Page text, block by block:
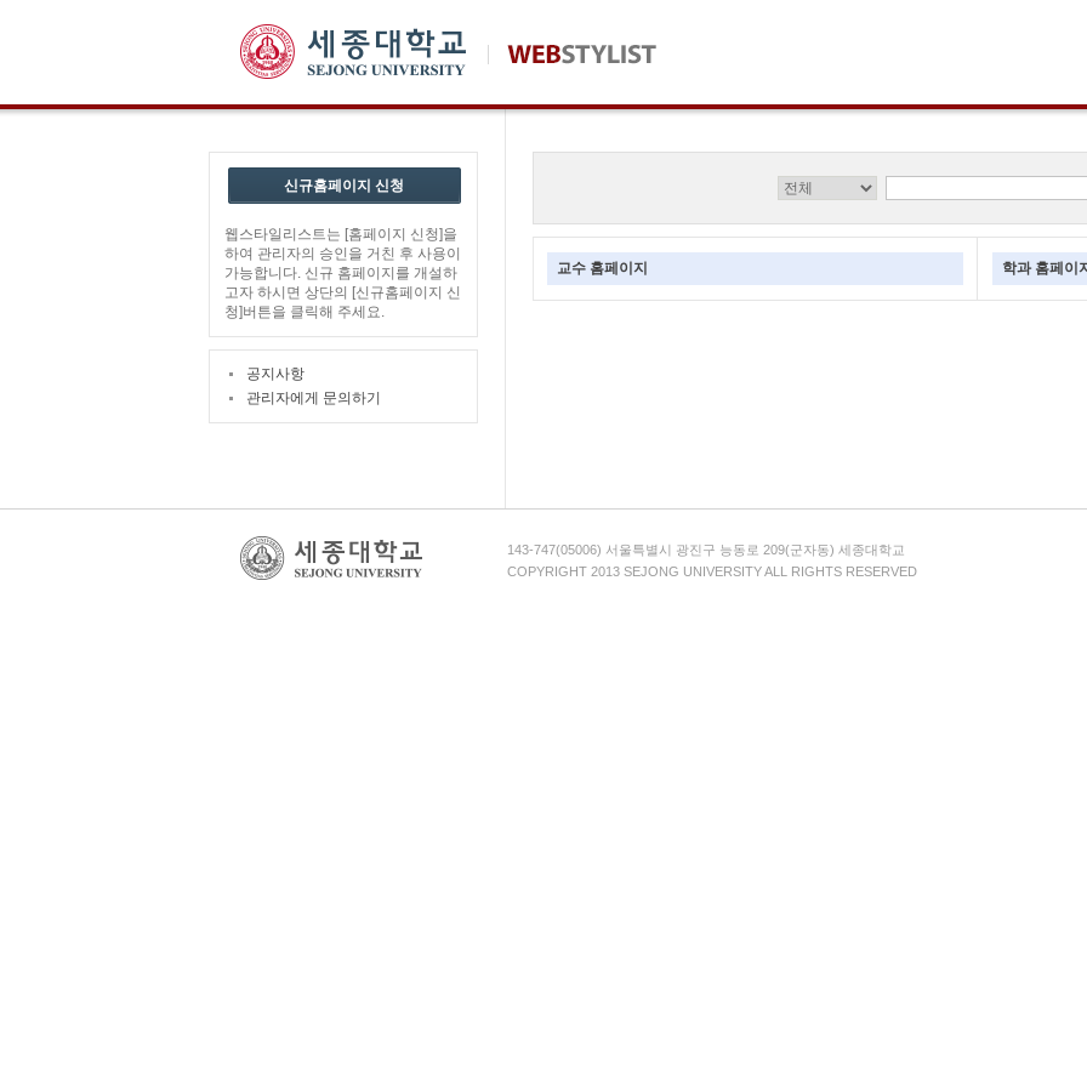
신규홈페이지 신청
웹스타일리스트는 [홈페이지 신청]을
하여 관리자의 승인을 거친 후 사용이
가능합니다. 신규 홈페이지를 개설하
고자 하시면 상단의 [신규홈페이지 신
청]버튼을 클릭해 주세요.
공지사항
관리자에게 문의하기
교수 홈페이지 학과 홈페이
143-747(05006) 서울특별시 광진구 능동로 209(군자동) 세종대학교
COPYRIGHT 2013 SEJONG UNIVERSITY ALL RIGHTS RESERVED